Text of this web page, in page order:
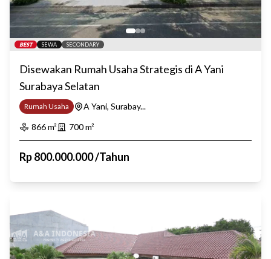
BEST SEWA SECONDARY
Disewakan Rumah Usaha Strategis di A Yani
Surabaya Selatan
Rumah Usaha
A Yani, Surabay...
866m² 700m²
Rp800.000.000/Tahun